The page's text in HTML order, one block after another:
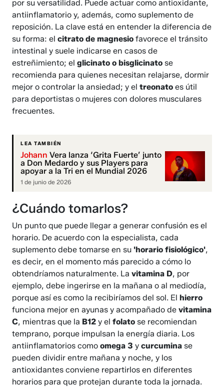
por su versatilidad. Puede actuar como antioxidante,
antiinflamatorio y, además, como suplemento de
reposición. La clave está en entender la diferencia de
su forma: elcitrato de magnesio favorece el tránsito
intestinal y suele indicarse en casos de
estreñimiento; elglicinato o bisglicinato se
recomienda para quienes necesitan relajarse, dormir
mejor o controlar la ansiedad; y eltreonatoes útil
para deportistas o mujeres con dolores musculares
frecuentes.
LEA TAMBIÉN
Johann Vera lanza ‘Grita Fuerte’ junto
a Don Medardo y sus Players para
apoyar a la Tri en el Mundial 2026
1 de junio de 2026
¿Cuándo tomarlos?
Un punto que puede llegar a generar confusión es el
horario. De acuerdo con la especialista, cada
suplemento debe tomarse en su 'horario fisiológico',
es decir, en el momento más parecido a cómo lo
obtendríamos naturalmente. Lavitamina D, por
ejemplo, debe ingerirse en la mañana o al mediodía,
porque así es como la recibiríamos del sol. El hierro
funciona mejor en ayunas y acompañado devitamina
C, mientras que la B12y elfolato se recomiendan
temprano, porque impulsan la energía diaria. Los
antiinflamatorios comoomega 3 ycurcumina se
pueden dividir entre mañana y noche, y los
antioxidantes conviene repartirlos en diferentes
horarios para que protejan durante toda la jornada.